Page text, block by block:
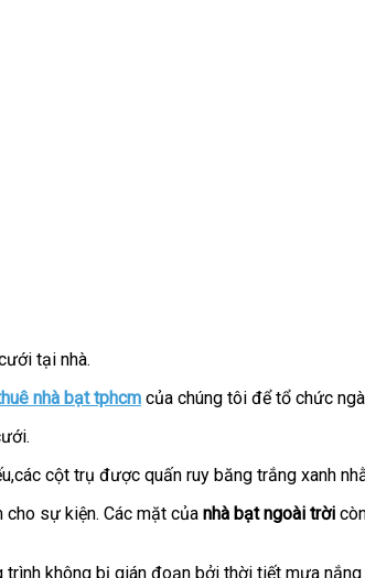
tại nhà.
nhà bạt tphcm của chúng tôi để tổ chức
cột trụ được quấn ruy băng trắng xanh
sự kiện. Các mặt của nhà bạt ngoài trời
không bị gián đoạn bởi thời tiết mưa